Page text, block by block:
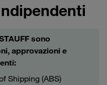
sono
approvazioni e
Shipping (ABS)